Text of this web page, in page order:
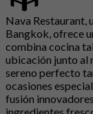
Nava Restaurant,
Bangkok, ofrece
combina cocina
ubicación junto al
sereno perfecto
ocasiones
fusión